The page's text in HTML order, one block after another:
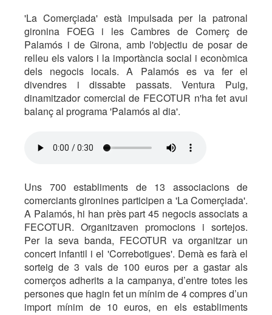
'La Comerçiada' està impulsada per la patronal
gironina FOEG i les Cambres de Comerç de
Palamós i de Girona, amb l'objectiu de posar de
relleu els valors i la importància social i econòmica
dels negocis locals. A Palamós es va fer el
divendres i dissabte passats. Ventura Puig,
dinamitzador comercial de FECOTUR n'ha fet avui
balanç al programa 'Palamós al dia'.
Uns 700 establiments de 13 associacions de
comerciants gironines participen a 'La Comerçiada'.
A Palamós, hi han près part 45 negocis associats a
FECOTUR. Organitzaven promocions i sortejos.
Per la seva banda, FECOTUR va organitzar un
concert infantil i el 'Correbotigues'. Demà es farà el
sorteig de 3 vals de 100 euros per a gastar als
comerços adherits a la campanya, d’entre totes les
persones que hagin fet un mínim de 4 compres d’un
import mínim de 10 euros, en els establiments